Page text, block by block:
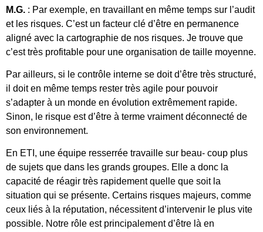
M.G. : Par exemple, en travaillant en même temps sur l’audit
et les risques. C’est un facteur clé d’être en permanence
aligné avec la cartographie de nos risques. Je trouve que
c’est très profitable pour une organisation de taille moyenne.
Par ailleurs, si le contrôle interne se doit d’être très structuré,
il doit en même temps rester très agile pour pouvoir
s’adapter à un monde en évolution extrêmement rapide.
Sinon, le risque est d’être à terme vraiment déconnecté de
son environnement.
En ETI, une équipe resserrée travaille sur beau- coup plus
de sujets que dans les grands groupes. Elle a donc la
capacité de réagir très rapidement quelle que soit la
situation qui se présente. Certains risques majeurs, comme
ceux liés à la réputation, nécessitent d’intervenir le plus vite
possible. Notre rôle est principalement d’être là en